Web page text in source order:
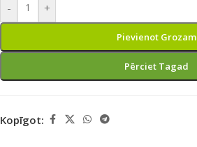
- +
Pievienot Grozam
Pērciet Tagad
Kopīgot: